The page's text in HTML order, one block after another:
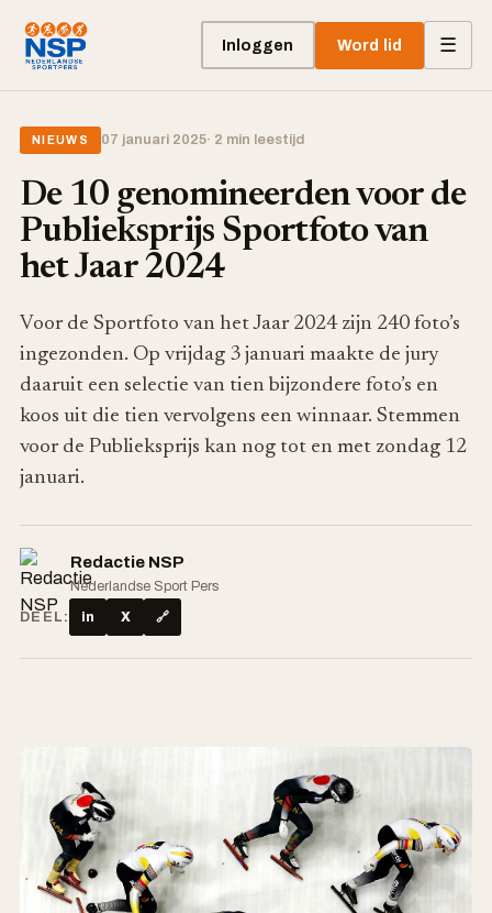
Inloggen Word lid ☰
NIEUWS 07 januari 2025· 2 min leestijd
De 10 genomineerden voor de
Publieksprijs Sportfoto van
het Jaar 2024
Voor de Sportfoto van het Jaar 2024 zijn 240 foto’s
ingezonden. Op vrijdag 3 januari maakte de jury
daaruit een selectie van tien bijzondere foto’s en
koos uit die tien vervolgens een winnaar. Stemmen
voor de Publieksprijs kan nog tot en met zondag 12
januari.
Redactie NSP
Nederlandse Sport Pers
DEEL:
in X 🔗